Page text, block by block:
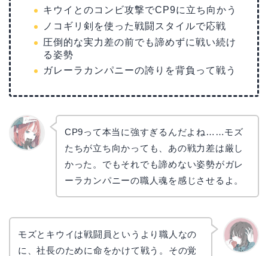
キウイとのコンビ攻撃でCP9に立ち向かう
ノコギリ剣を使った戦闘スタイルで応戦
圧倒的な実力差の前でも諦めずに戦い続け
る姿勢
ガレーラカンパニーの誇りを背負って戦う
CP9って本当に強すぎるんだよね……モズ
たちが立ち向かっても、あの戦力差は厳し
かった。でもそれでも諦めない姿勢がガレ
ーラカンパニーの職人魂を感じさせるよ。
モズとキウイは戦闘員というより職人なの
に、社長のために命をかけて戦う。その覚